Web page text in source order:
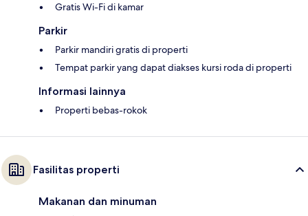
Gratis Wi-Fi di kamar
Parkir
Parkir mandiri gratis di properti
Tempat parkir yang dapat diakses kursi roda di properti
Informasi lainnya
Properti bebas-rokok
Fasilitas properti
Makanan dan minuman